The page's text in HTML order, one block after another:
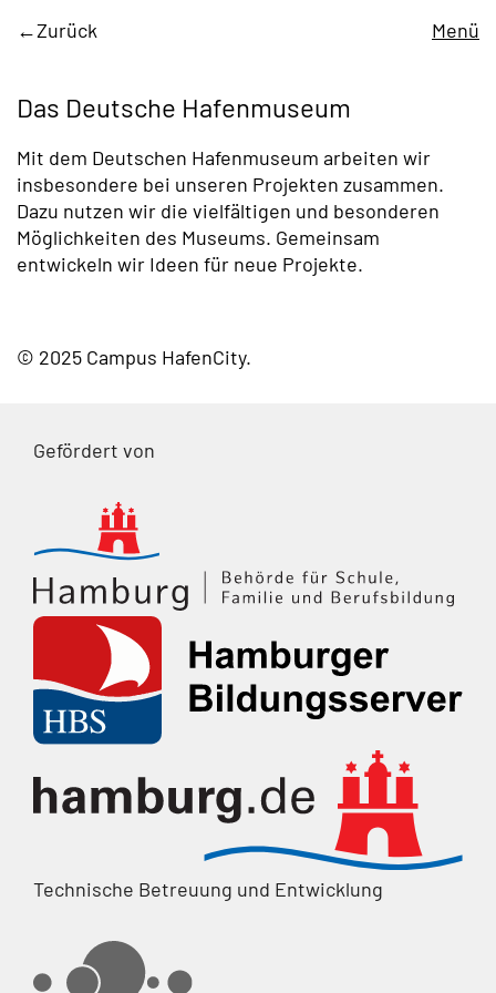
Zurück Menü
Das Deutsche Hafenmuseum
Mit dem Deutschen Hafenmuseum arbeiten wir
insbesondere bei unseren Projekten zusammen.
Dazu nutzen wir die vielfältigen und besonderen
Möglichkeiten des Museums. Gemeinsam
entwickeln wir Ideen für neue Projekte.
© 2025 Campus HafenCity
Gefördert von
Technische Betreuung und Entwicklung